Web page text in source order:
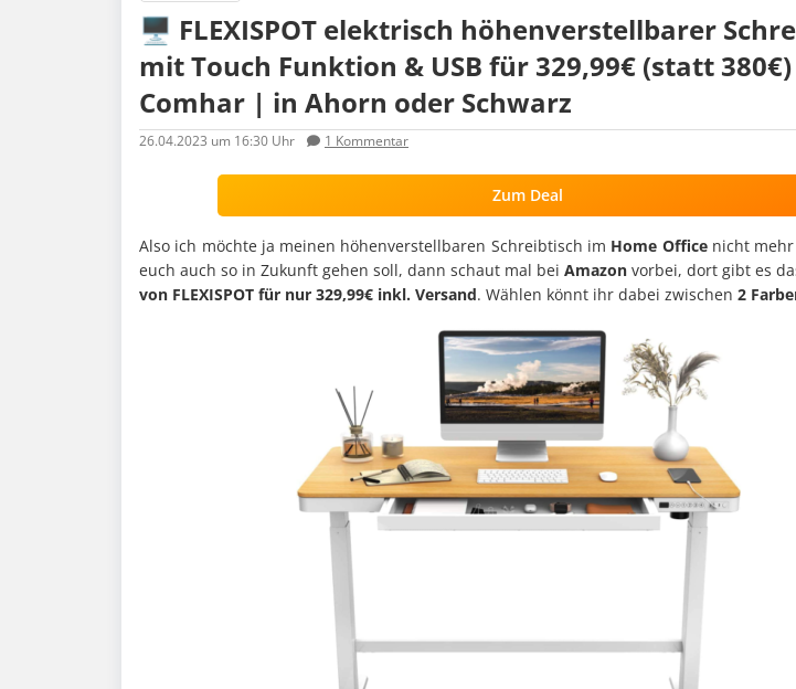
🖥️ FLEXISPOT elektrisch höhenverstellbarer
mit Touch Funktion & USB für 329,99€ (statt
Comhar | in Ahorn oder Schwarz
26.04.2023 um 16:30 Uhr 1 Kommentar
Zum Deal
Also ich möchte ja meinen höhenverstellbaren Schreibtisch im Home Officenicht mehr
euch auch so in Zukunft gehen soll, dann schaut mal bei Amazon vorbei, dort gibt es
von FLEXISPOT für nur 329,99€ inkl. Versand. Wählen könnt ihr dabei zwischen 2